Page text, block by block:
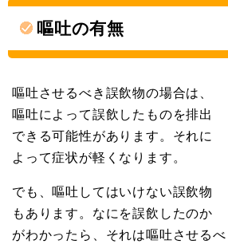
嘔吐の有無
嘔吐させるべき誤飲物の場合は、
嘔吐によって誤飲したものを排出
できる可能性があります。それに
よって症状が軽くなります。
でも、嘔吐してはいけない誤飲物
もあります。なにを誤飲したのか
がわかったら、それは嘔吐させる